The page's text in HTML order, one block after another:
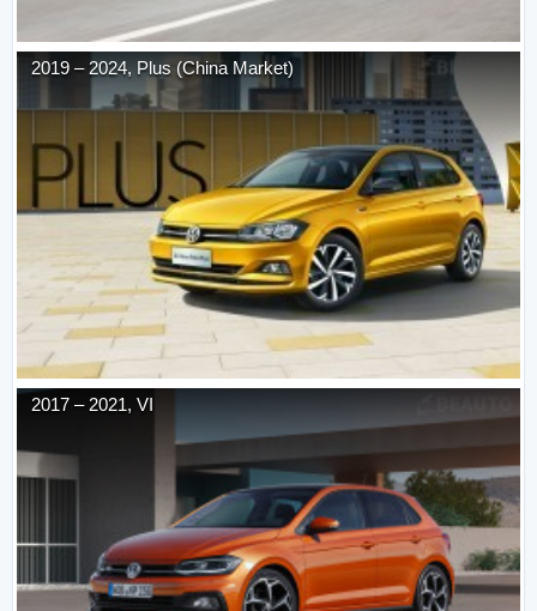
2019 – 2024, Plus (China Market)
2017 – 2021, VI